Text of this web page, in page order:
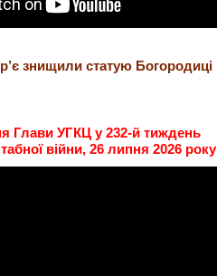
знищили статую Богородиці
Глави УГКЦ у 232-й тиждень
війни, 26 липня 2026 року